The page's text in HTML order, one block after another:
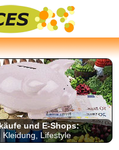
und E-Shops:
Kleidung, Lifestyle